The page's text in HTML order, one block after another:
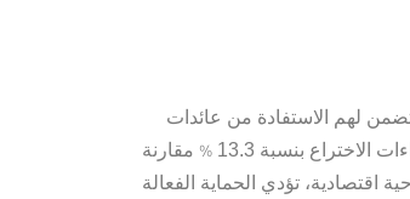
لهم الاستفادة من عائدات
13.3 % مقارنة
اقتصادية، تؤدي الحماية الفعالة